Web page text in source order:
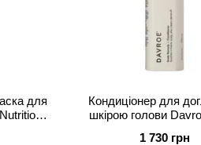
для
Кондиціонер для
шкірою голови
1 730 грн